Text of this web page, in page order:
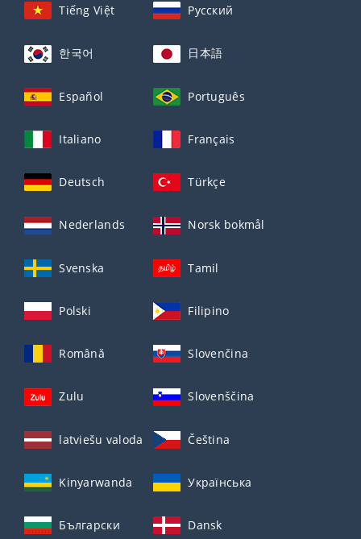
Tiếng Việt Русский
한국어 日本語
Español Português
Italiano Français
Deutsch Türkçe
Nederlands Norsk bokmål
Svenska Tamil
Polski Filipino
Română Slovenčina
Zulu Slovenščina
latviešu valoda Čeština
Kinyarwanda Українська
Български Dansk